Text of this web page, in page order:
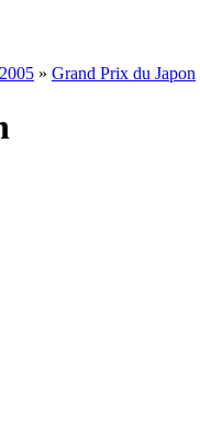
» Grand Prix du Japon